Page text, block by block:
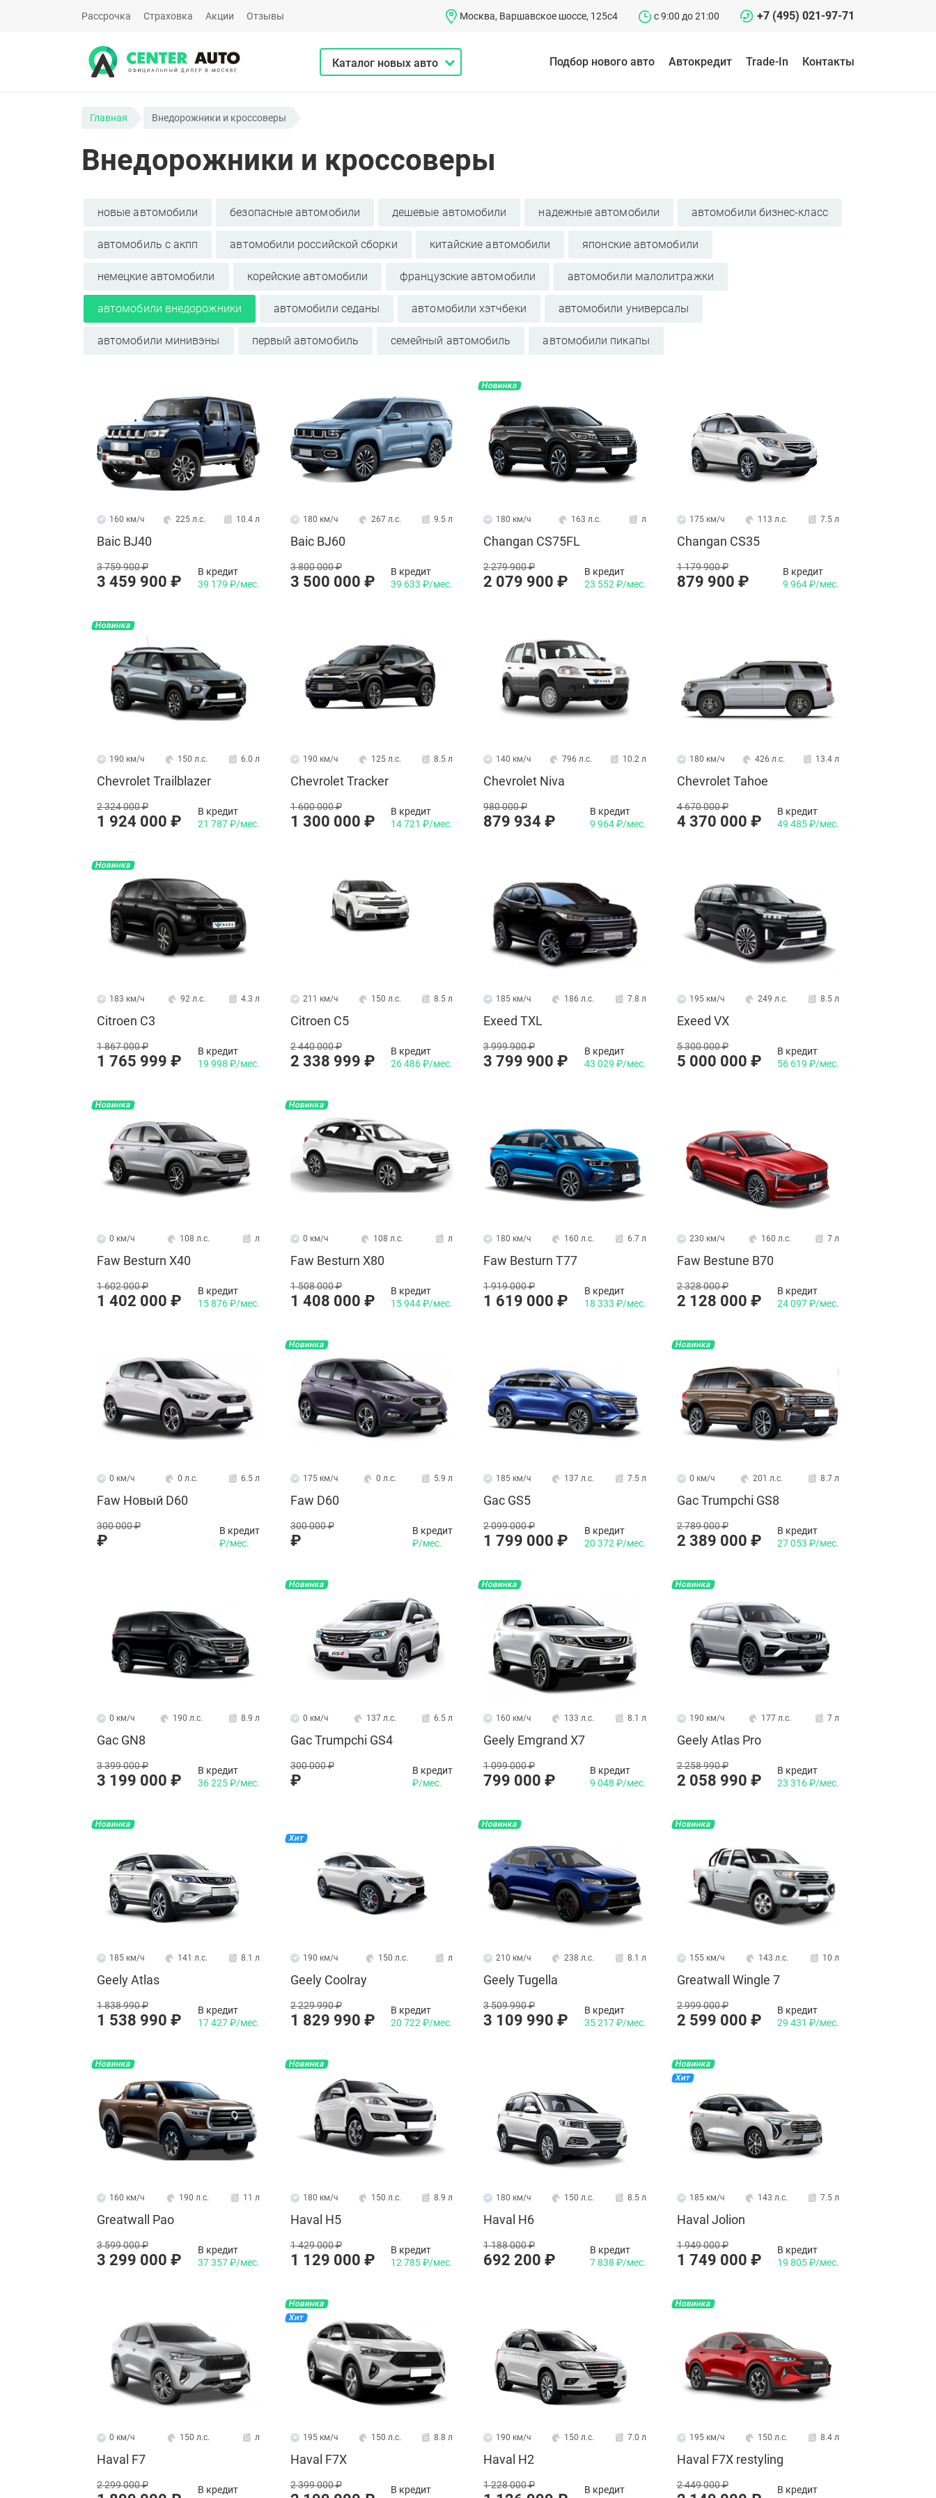
Рассрочка Страховка Акции Отзывы Москва, Варшавское шоссе, 125с4 c 9:00 до 21:00 +7 (495) 021-97-71
Каталог новых авто Подбор нового авто Автокредит Trade-In Контакты
Главная Внедорожники и кроссоверы
Внедорожники и кроссоверы
новые автомобили безопасные автомобили дешевые автомобили надежные автомобили автомобили бизнес-класс
автомобиль с акпп автомобили российской сборки китайские автомобили японские автомобили
немецкие автомобили корейские автомобили французские автомобили автомобили малолитражки
автомобили внедорожники автомобили седаны автомобили хэтчбеки автомобили универсалы
автомобили минивэны первый автомобиль семейный автомобиль автомобили пикапы
160 км/ч 225 л.с. 10.4 л
Baic BJ40
3 759 900 ₽
3 459 900 ₽
В кредит
39 179 ₽/мес.
180 км/ч 267 л.с. 9.5 л
Baic BJ60
3 800 000 ₽
3 500 000 ₽
В кредит
39 633 ₽/мес.
Новинка
180 км/ч 163 л.с. л
Changan CS75FL
2 279 900 ₽
2 079 900 ₽
В кредит
23 552 ₽/мес.
175 км/ч 113 л.с. 7.5 л
Changan CS35
1 179 900 ₽
879 900 ₽
В кредит
9 964 ₽/мес.
Новинка
190 км/ч 150 л.с. 6.0 л
Chevrolet Trailblazer
2 324 000 ₽
1 924 000 ₽
В кредит
21 787 ₽/мес.
190 км/ч 125 л.с. 8.5 л
Chevrolet Tracker
1 600 000 ₽
1 300 000 ₽
В кредит
14 721 ₽/мес.
140 км/ч 796 л.с. 10.2 л
Chevrolet Niva
980 000 ₽
879 934 ₽
В кредит
9 964 ₽/мес.
180 км/ч 426 л.с. 13.4 л
Chevrolet Tahoe
4 670 000 ₽
4 370 000 ₽
В кредит
49 485 ₽/мес.
Новинка
183 км/ч 92 л.с. 4.3 л
Citroen C3
1 867 000 ₽
1 765 999 ₽
В кредит
19 998 ₽/мес.
211 км/ч 150 л.с. 8.5 л
Citroen C5
2 440 000 ₽
2 338 999 ₽
В кредит
26 486 ₽/мес.
185 км/ч 186 л.с. 7.8 л
Exeed TXL
3 999 900 ₽
3 799 900 ₽
В кредит
43 029 ₽/мес.
195 км/ч 249 л.с. 8.5 л
Exeed VX
5 300 000 ₽
5 000 000 ₽
В кредит
56 619 ₽/мес.
Новинка
0 км/ч 108 л.с. л
Faw Besturn X40
1 602 000 ₽
1 402 000 ₽
В кредит
15 876 ₽/мес.
Новинка
0 км/ч 108 л.с. л
Faw Besturn X80
1 508 000 ₽
1 408 000 ₽
В кредит
15 944 ₽/мес.
180 км/ч 160 л.с. 6.7 л
Faw Besturn T77
1 919 000 ₽
1 619 000 ₽
В кредит
18 333 ₽/мес.
230 км/ч 160 л.с. 7 л
Faw Bestune B70
2 328 000 ₽
2 128 000 ₽
В кредит
24 097 ₽/мес.
0 км/ч 0 л.с. 6.5 л
Faw Новый D60
300 000 ₽
₽
В кредит
₽/мес.
Новинка
175 км/ч 0 л.с. 5.9 л
Faw D60
300 000 ₽
₽
В кредит
₽/мес.
185 км/ч 137 л.с. 7.5 л
Gac GS5
2 099 000 ₽
1 799 000 ₽
В кредит
20 372 ₽/мес.
Новинка
0 км/ч 201 л.с. 8.7 л
Gac Trumpchi GS8
2 789 000 ₽
2 389 000 ₽
В кредит
27 053 ₽/мес.
0 км/ч 190 л.с. 8.9 л
Gac GN8
3 399 000 ₽
3 199 000 ₽
В кредит
36 225 ₽/мес.
Новинка
0 км/ч 137 л.с. 6.5 л
Gac Trumpchi GS4
300 000 ₽
₽
В кредит
₽/мес.
Новинка
160 км/ч 133 л.с. 8.1 л
Geely Emgrand X7
1 099 000 ₽
799 000 ₽
В кредит
9 048 ₽/мес.
Новинка
190 км/ч 177 л.с. 7 л
Geely Atlas Pro
2 258 990 ₽
2 058 990 ₽
В кредит
23 316 ₽/мес.
Новинка
185 км/ч 141 л.с. 8.1 л
Geely Atlas
1 838 990 ₽
1 538 990 ₽
В кредит
17 427 ₽/мес.
Хит
190 км/ч 150 л.с. л
Geely Coolray
2 229 990 ₽
1 829 990 ₽
В кредит
20 722 ₽/мес.
Новинка
210 км/ч 238 л.с. 8.1 л
Geely Tugella
3 509 990 ₽
3 109 990 ₽
В кредит
35 217 ₽/мес.
Новинка
155 км/ч 143 л.с. 10 л
Greatwall Wingle 7
2 999 000 ₽
2 599 000 ₽
В кредит
29 431 ₽/мес.
Новинка
160 км/ч 190 л.с. 11 л
Greatwall Pao
3 599 000 ₽
3 299 000 ₽
В кредит
37 357 ₽/мес.
Новинка
180 км/ч 150 л.с. 8.9 л
Haval H5
1 429 000 ₽
1 129 000 ₽
В кредит
12 785 ₽/мес.
180 км/ч 150 л.с. 8.5 л
Haval H6
1 188 000 ₽
692 200 ₽
В кредит
7 838 ₽/мес.
Новинка
Хит
185 км/ч 143 л.с. 7.5 л
Haval Jolion
1 949 000 ₽
1 749 000 ₽
В кредит
19 805 ₽/мес.
0 км/ч 150 л.с. л
Haval F7
2 299 000 ₽
В кредит
Новинка
Хит
195 км/ч 150 л.с. 8.8 л
Haval F7X
2 399 000 ₽
В кредит
190 км/ч 150 л.с. 7.0 л
Haval H2
1 228 000 ₽
В кредит
Новинка
195 км/ч 150 л.с. 8.4 л
Haval F7X restyling
2 449 000 ₽
В кредит